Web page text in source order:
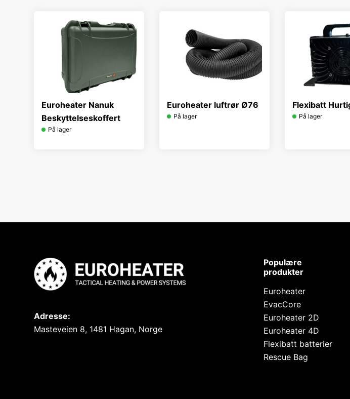
Euroheater Nanuk
Beskyttelseskoffert
På lager
Euroheater luftrør Ø76
På lager
Flexibatt
På lager
Adresse:
Masteveien 8, 1481 Hagan, Norge
Populære
produkter
Euroheater
EvacCore
Euroheater 2D
Euroheater 4D
Flexibatt batterier
Rescue Bag